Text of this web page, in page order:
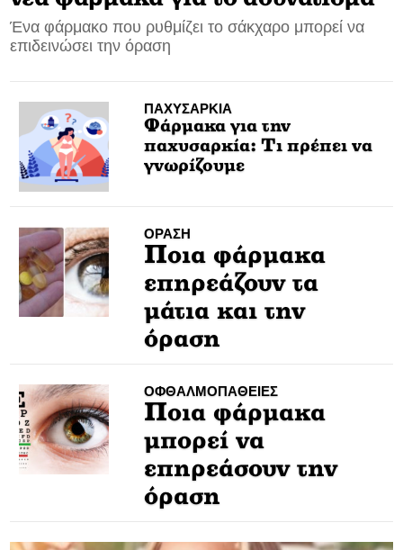
CONTACT
Ένα φάρμακο που ρυθμίζει το σάκχαρο μπορεί να
επιδεινώσει την όραση
ΠΑΧΥΣΑΡΚΙΑ
Φάρμακα για την
παχυσαρκία: Τι πρέπει να
γνωρίζουμε
ΟΡΑΣΗ
Ποια φάρμακα
επηρεάζουν τα
μάτια και την
όραση
ΟΦΘΑΛΜΟΠΑΘΕΙΕΣ
Ποια φάρμακα
μπορεί να
επηρεάσουν την
όραση